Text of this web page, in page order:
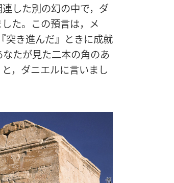
した別の幻の中で，ダ
た。この預言は，メ
突き進んだ』ときに成就
たが見た二本の角のあ
と，ダニエルに言いまし